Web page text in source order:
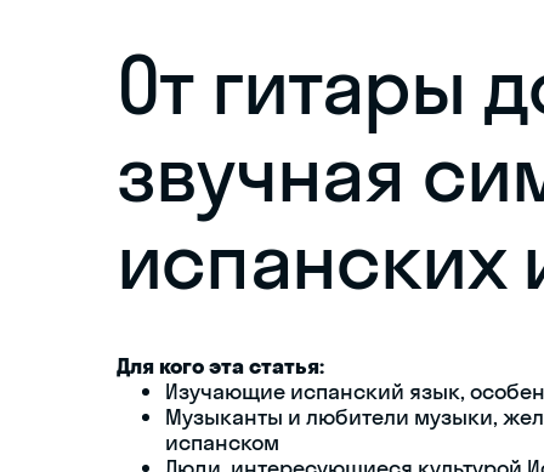
От гитары
звучная
испанских
Для кого эта статья:
Изучающие испанский язык,
Музыканты и любители музыки,
испанском